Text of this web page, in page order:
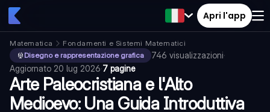
Apri l'app
Matematica
Fondamenti e Sistemi Matematici
Disegno e rappresentazione grafica
746 visualizzazioni·
Aggiornato 20 lug 2026·7 pagine
Arte Paleocristiana e l'Alto
Medioevo: Una Guida Introduttiva